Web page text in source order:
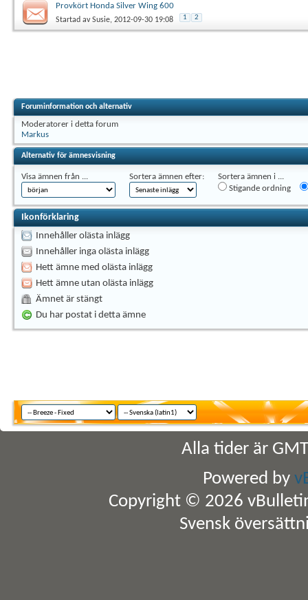
Provkört Honda Silver Wing 600
Startad avSusie, 2012-09-30 19:08 1 2
Foruminformation och alternativ
Moderatorer i detta forum
Markus
Alternativ för ämnesvisning
Visa ämnen från ... Sortera ämnen efter:
Sortera ämnen i ...
Stigande ordning
Ikonförklaring
Innehåller olästa inlägg
Innehåller inga olästa inlägg
Hett ämne med olästa inlägg
Hett ämne utan olästa inlägg
Ämnet är stängt
Du har postat i detta ämne
Alla tider är
Powered by
Copyright © 2026
Svensk